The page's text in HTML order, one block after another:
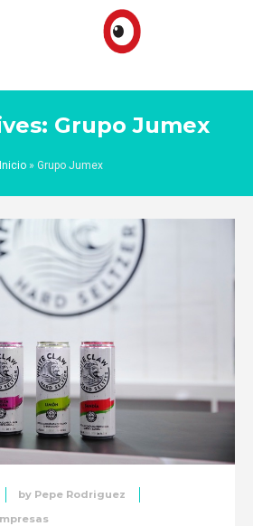
Grupo Jumex
Inicio» Grupo Jumex
by Pepe Rodriguez